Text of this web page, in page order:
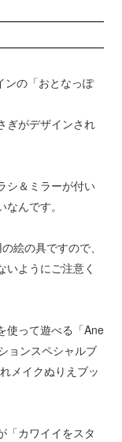
ンの「おとなっぽ
ぎがデザインされ
シ＆ミラーが付い
んです。
絵の具ですので、
ようにご注意く
使って遊べる「Ane
ョンスペシャルブ
メイクぬりえブッ
「カワイイをスタ